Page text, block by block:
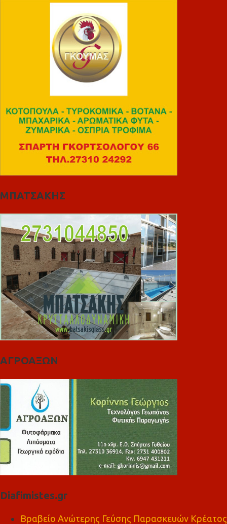
ΜΠΑΤΣΑΚΗΣ
ΑΓΡΟΑΞΩΝ
Diafimistes.gr
Βραβείο Ανώτερης Γεύσης Παρασκευών Κρέατος